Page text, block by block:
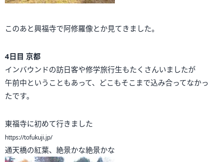
このあと興福寺で阿修羅像とか見てきました。
4日目 京都
インバウンドの訪日客や修学旅行生もたくさんいましたが
午前中ということもあって、どこもそこまで込み合ってなかっ
たです。
東福寺に初めて行きました
https://tofukuji.jp/
通天橋の紅葉、絶景かな絶景かな